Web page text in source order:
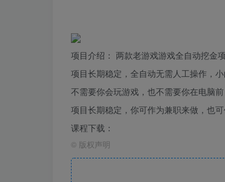
项目介绍： 两款老游戏游戏全自动挖金
项目长期稳定，全自动无需人工操作，
不需要你会玩游戏，也不需要你在电脑前
项目长期稳定，你可作为兼职来做，也可
课程下载：
© 版权声明